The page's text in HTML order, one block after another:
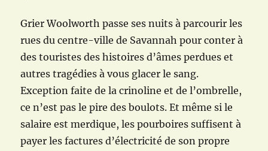
Grier Woolworth passe ses nuits à parcourir les
rues du centre-ville de Savannah pour conter à
des touristes des histoires d’âmes perdues et
autres tragédies à vous glacer le sang.
Exception faite de la crinoline et de l’ombrelle,
ce n’est pas le pire des boulots. Et même si le
salaire est merdique, les pourboires suffisent à
payer les factures d’électricité de son propre